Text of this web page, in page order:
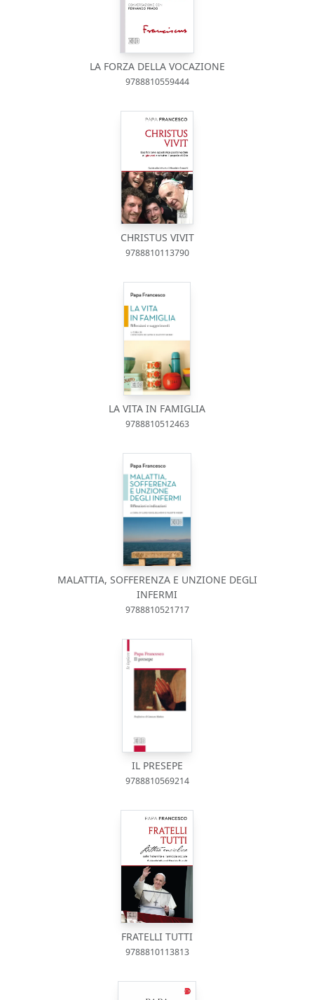
LA FORZA DELLA VOCAZIONE
9788810559444
CHRISTUS VIVIT
9788810113790
LA VITA IN FAMIGLIA
9788810512463
MALATTIA, SOFFERENZA E UNZIONE DEGLI
INFERMI
9788810521717
IL PRESEPE
9788810569214
FRATELLI TUTTI
9788810113813